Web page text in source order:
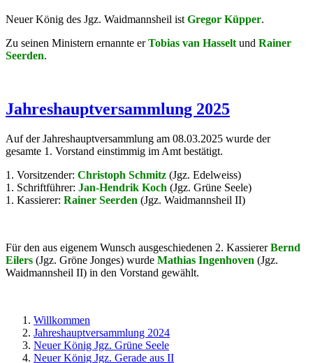
Neuer König des Jgz. Waidmannsheil ist Gregor Küpper.
Zu seinen Ministern ernannte erTobias van Hasselt und Rainer
Seerden.
Jahreshauptversammlung 2025
Auf der Jahreshauptversammlung am 08.03.2025 wurde der
gesamte 1. Vorstand einstimmig im Amt bestätigt.
1. Vorsitzender: Christoph Schmitz (Jgz. Edelweiss)
1. Schriftführer: Jan-Hendrik Koch (Jgz. Grüne Seele)
1. Kassierer: Rainer Seerden (Jgz. Waidmannsheil II)
Für den aus eigenem Wunsch ausgeschiedenen 2. KassiererBernd
Eilers (Jgz. Gröne Jonges) wurde Mathias Ingenhoven (Jgz.
Waidmannsheil II) in den Vorstand gewählt.
Willkommen
Jahreshauptversammlung 2024
Neuer König Jgz. Grüne Seele
Neuer König Jgz. Gerade aus II